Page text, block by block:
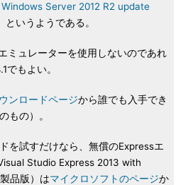
Windows Server 2012 R2 update
」というようである。
ミュレーターを使用しないのであれ
でもよい。
ンロードページから誰でも入手でき
もの）。
を試すだけなら、無償のExpressエ
Studio Express 2013 with
品版）はマイクロソフトのページか